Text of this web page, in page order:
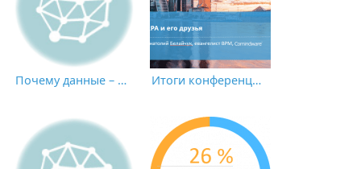
Почему данные – это НЕ новая нефть: пик экономики, основанной на применении искусственного интеллекта Итоги конференции CNews «Роботизация бизнес-процессов 2021»